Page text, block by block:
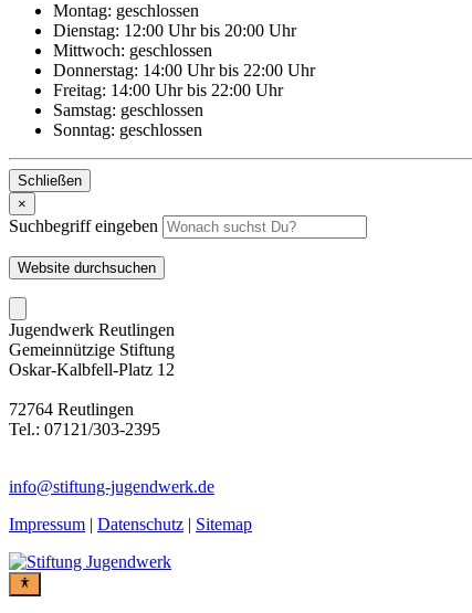
Montag: geschlossen
Dienstag: 12:00 Uhr bis 20:00 Uhr
Mittwoch: geschlossen
Donnerstag: 14:00 Uhr bis 22:00 Uhr
Freitag: 14:00 Uhr bis 22:00 Uhr
Samstag: geschlossen
Sonntag: geschlossen
Schließen
×
Suchbegriff eingeben
Website durchsuchen
Jugendwerk Reutlingen
Gemeinnützige Stiftung
Oskar-Kalbfell-Platz 12
72764 Reutlingen
Tel.: 07121/303-2395
info@stiftung-jugendwerk.de
Impressum | Datenschutz | Sitemap